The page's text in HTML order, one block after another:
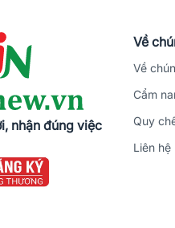
nhận đúng việc
Về
Về
Cẩm
Quy
Liên hệ